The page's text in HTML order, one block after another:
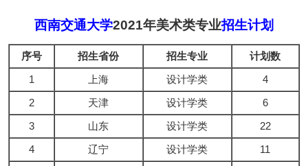
西南交通大学2021年美术类专业招生计划
序号 招生省份 招生专业
计划数
1
上海 设计学类
4
2
天津 设计学类
6
3
山东 设计学类
22
4
辽宁 设计学类
11